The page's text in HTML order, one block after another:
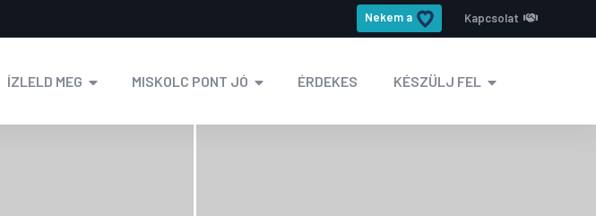
Nekem a Kapcsolat
ÍZLELD MEG MISKOLC PONT JÓ ÉRDEKES KÉSZÜLJ FEL